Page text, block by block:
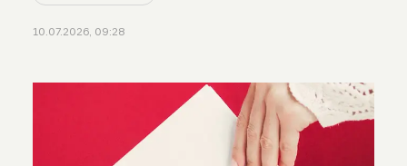
10.07.2026, 09:28